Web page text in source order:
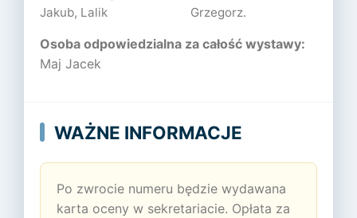
Jakub, Lalik
Grzegorz.
Osoba odpowiedzialna za całość wystawy:
Maj Jacek
WAŻNE INFORMACJE
Po zwrocie numeru będzie wydawana
karta oceny w sekretariacie. Opłata za